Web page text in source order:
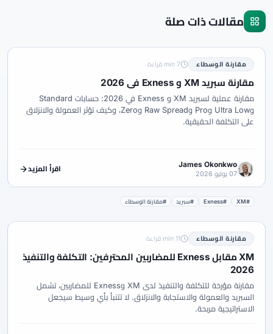
مقالات ذات صلة
مقارنة الوسطاء 7 min قراءة
مقارنة سبريد XM و Exness في 2026
مقارنة عملية لسبريد XM و Exness في 2026: حسابات Standard
وUltra Low وPro وRaw Spread وZero، وكيف تؤثر العمولة والانزلاق
على التكلفة الحقيقية.
James Okonkwo
07 يوليو 2026
اقرأ المزيد
#XM
#Exness #سبريد #مقارنة الوسطاء
مقارنة الوسطاء 11 min قراءة
XM مقابل Exness للمضاربين المحترفين: التكلفة والتنفيذ
2026
مقارنة مؤرخة للتكلفة والتنفيذ لدى XM وExness للمضاربين، تشمل
السبريد والعمولة والاستجابة والانزلاق. لا تتنبأ بأي وسيط سيجعل
الاستراتيجية مربحة.